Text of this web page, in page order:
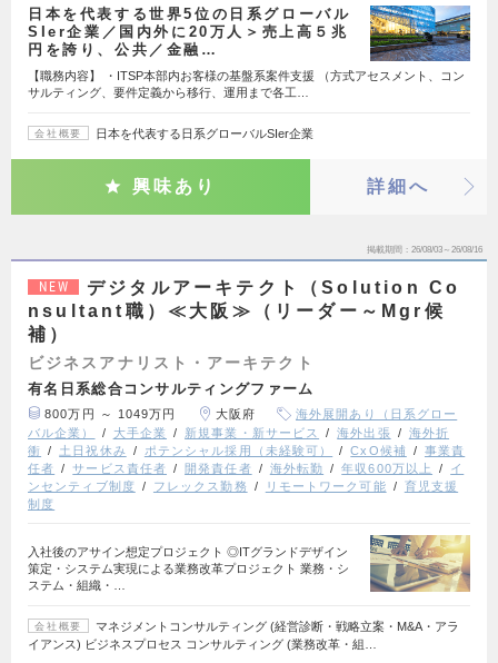
日本を代表する世界5位の日系グローバル
SIer企業／国内外に20万人＞売上高５兆
円を誇り、公共／金融…
【職務内容】 ・ITSP本部内お客様の基盤系案件支援 （方式アセスメント、コン
サルティング、要件定義から移行、運用まで各工…
会社概要 日本を代表する日系グローバルSIer企業
興味あり 詳細へ
掲載期間 26/08/03～26/08/16
NEW
デジタルアーキテクト（Solution Co
nsultant職）≪大阪≫（リーダー～Mgr候
補）
ビジネスアナリスト・アーキテクト
有名日系総合コンサルティングファーム
800万円 ～ 1049万円 大阪府
海外展開あり（日系グロー
バル企業）
大手企業 新規事業・新サービス 海外出張
海外折
衝
土日祝休み ポテンシャル採用（未経験可） CxO候補
事業責
任者
サービス責任者 開発責任者 海外転勤 年収600万以上
イ
ンセンティブ制度
フレックス勤務 リモートワーク可能
育児支援
制度
入社後のアサイン想定プロジェクト ◎ITグランドデザイン
策定・システム実現による業務改革プロジェクト 業務・シ
ステム・組織・…
会社概要
マネジメントコンサルティング (経営診断・戦略立案・M&A・アラ
イアンス) ビジネスプロセス コンサルティング (業務改革・組…